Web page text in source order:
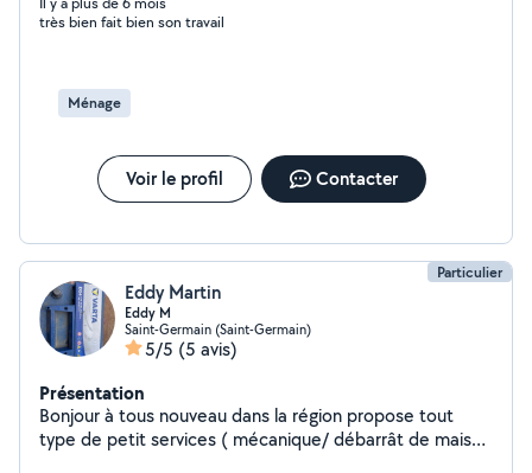
d'informations
très bien fait bien son travail
Ménage
Voir le profil Contacter
Particulier
Eddy Martin
Eddy M
Saint-Germain (Saint-Germain)
5/5 (5 avis)
Présentation
Bonjour à tous nouveau dans la région propose tout
type de petit services ( mécanique/ débarrât de maison